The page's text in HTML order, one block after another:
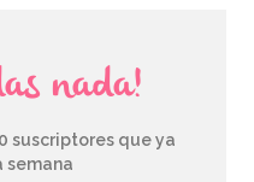
nada!
suscriptores que ya
semana